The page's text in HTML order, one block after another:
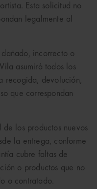
Esta solicitud no
legalmente al
incorrecto o
asumirá todos los
recogida, devolución,
que correspondan
los productos nuevos
la entrega, conforme
cubre faltas de
o productos que no
o contratado.